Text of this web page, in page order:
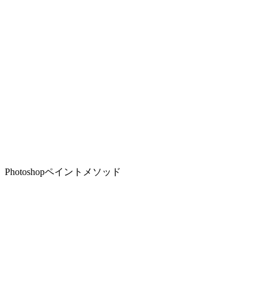
Photoshopペイントメソッド